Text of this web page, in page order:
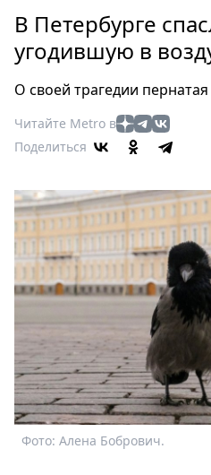
Россия
Мир
Еда
Туризм
Мода
Кино
Афиша
Книги
Выставки
Пресс-
релизы
О
Metro
Стримы
Спецпроекты
Звезды
В Петербурге
угодившую в
О своей трагедии
Читайте Metro в
Поделиться
Фото: Алена Бобрович.